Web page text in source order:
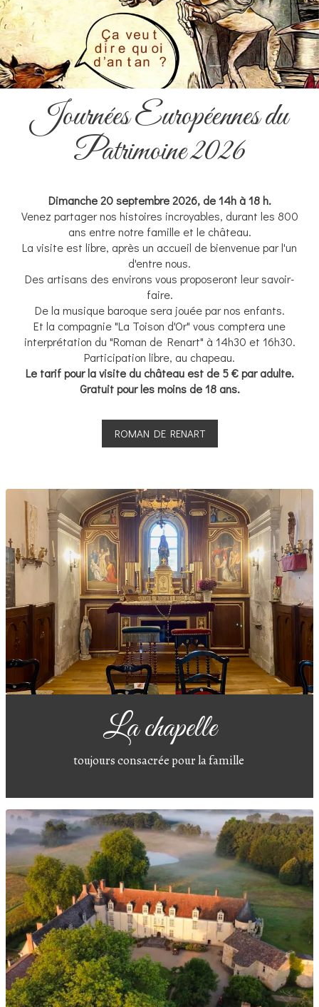
Journées Européennes du
Patrimoine 2026
Dimanche 20 septembre 2026, de 14h à 18 h.
Venez partager nos histoires incroyables, durant les 800
ans entre notre famille et le château.
La visite est libre, après un accueil de bienvenue par l'un
d'entre nous.
Des artisans des environs vous proposeront leur savoir-
faire.
De la musique baroque sera jouée par nos enfants.
Et la compagnie "La Toison d'Or" vous comptera une
interprétation du "Roman de Renart" à 14h30 et 16h30.
Participation libre, au chapeau.
Le tarif pour la visite du château est de 5 € par adulte.
Gratuit pour les moins de 18 ans.
ROMAN DE RENART
La chapelle
toujours consacrée pour la famille